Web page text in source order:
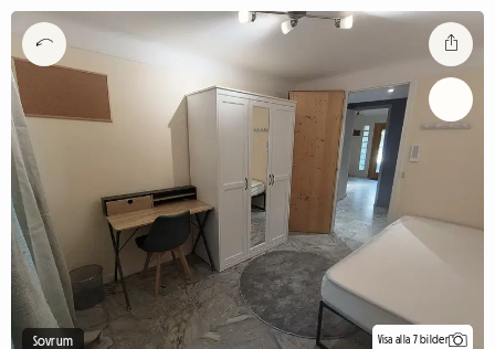
Sovrum Visa alla 7 bilder